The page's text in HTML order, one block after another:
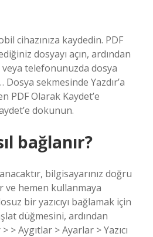
cihazınıza kaydedin. PDF
dosyayı açın, ardından
telefonunuzda dosya
sekmesinde Yazdır’a
PDF Olarak Kaydet’e
dokunun.
bağlanır?
bilgisayarınız doğru
hemen kullanmaya
bir yazıcıyı bağlamak için
düğmesini, ardından
> > Aygıtlar > Ayarlar > Yazıcı